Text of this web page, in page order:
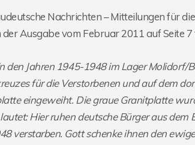
Nachrichten – Mitteilungen für
Ausgabe vom Februar 2011 auf Seite
den Jahren 1945-1948 im Lager
für die Verstorbenen und auf dem
eingeweiht. Die graue Granitplatte
Hier ruhen deutsche Bürger aus
verstarben. Gott schenke ihnen den